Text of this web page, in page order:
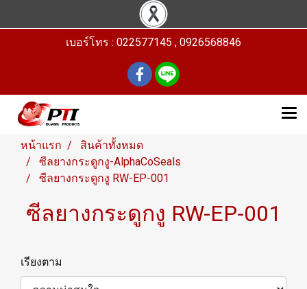
เบอร์โทร : 022577145 , 0926568846
หน้าแรก
สินค้าทั้งหมด
ซีลยางกระดูกงู-AlphaCoSeals
ซีลยางกระดูกงู RW-EP-001
ซีลยางกระดูกงู RW-EP-001
เรียงตาม